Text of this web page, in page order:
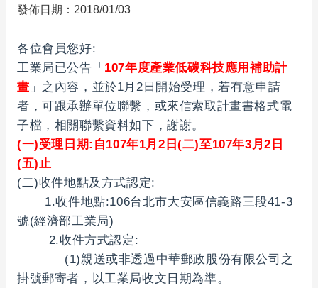
發佈日期：2018/01/03
各位會員您好:
工業局已公告「 107年度產業低碳科技應用補助計
畫 」之內容，並於1月2日開始受理，若有意申請
者，可跟承辦單位聯繫，或來信索取計畫書格式電
子檔，相關聯繫資料如下，謝謝。
(一)受理日期:自107年1月2日(二)至107年3月2日
(五)止
(二)收件地點及方式認定:
1.收件地點:106台北市大安區信義路三段41-3
號(經濟部工業局)
2.收件方式認定:
(1)親送或非透過中華郵政股份有限公司之
掛號郵寄者，以工業局收文日期為準。